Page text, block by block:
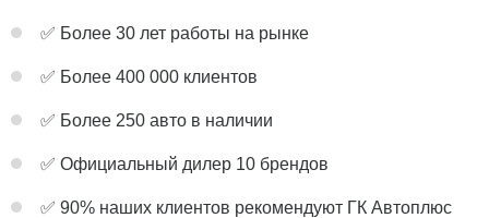
✅ Более 30 лет работы на рынке
✅ Более 400 000 клиентов
✅ Более 250 авто в наличии
✅ Официальный дилер 10 брендов
✅ 90% наших клиентов рекомендуют ГК Автоплюс